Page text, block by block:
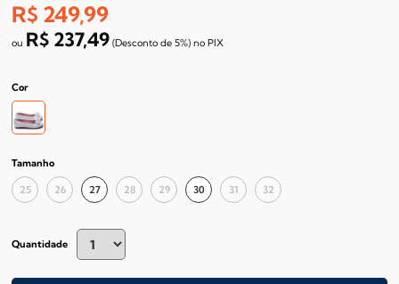
R$ 249,99
R$ 237,49 (Desconto de 5%) no PIX
Cor
Tamanho
25 26 27 28 29 30 31 32
Quantidade